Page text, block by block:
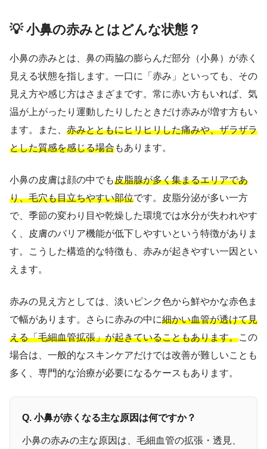
💡 小鼻の赤みとはどんな状態？
小鼻の赤みとは、鼻の両脇の膨らんだ部分（小鼻）が赤く
見える状態を指します。一口に「赤み」といっても、その
見え方や感じ方はさまざまです。常に赤い方もいれば、気
温が上がったり運動したりしたときだけ赤みが増す方もい
ます。また、 赤みとともにヒリヒリした痛みや、ザラザラ
とした質感を感じる場合もあります。
小鼻の皮膚は顔の中でも皮脂腺が多く集まるエリアであ
り、毛穴も目立ちやすい部位です。皮脂分泌が多い一方
で、季節の変わり目や乾燥した環境では水分が失われやす
く、皮膚のバリア機能が低下しやすいという特徴がありま
す。こうした構造的な特徴も、赤みが起きやすい一因とい
えます。
赤みの見え方としては、淡いピンク色から鮮やかな赤色ま
で幅があります。さらに赤みの中に細かい血管が透けて見
える「毛細血管拡張」が起きていることもあります。この
場合は、一般的なスキンケアだけでは改善が難しいことも
多く、専門的な治療が必要になるケースもあります。
Q. 小鼻が赤くなる主な原因は何ですか？
小鼻の赤みの主な原因は、毛細血管の拡張・透見、